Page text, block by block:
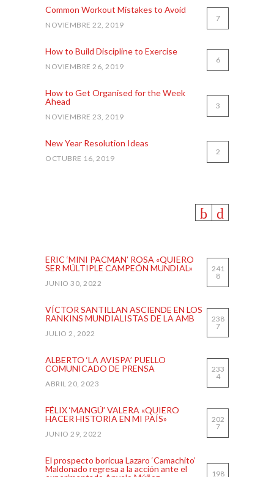
Common Workout Mistakes to Avoid
NOVIEMBRE 22, 2019
7
How to Build Discipline to Exercise
NOVIEMBRE 26, 2019
6
How to Get Organised for the Week
Ahead
NOVIEMBRE 23, 2019
3
New Year Resolution Ideas
OCTUBRE 16, 2019
2
ERIC ‘MINI PACMAN’ ROSA «QUIERO
SER MÚLTIPLE CAMPEÓN MUNDIAL»
JUNIO 30, 2022
241
8
VÍCTOR SANTILLAN ASCIENDE EN LOS
RANKINS MUNDIALISTAS DE LA AMB
JULIO 2, 2022
238
7
ALBERTO ‘LA AVISPA’ PUELLO
COMUNICADO DE PRENSA
ABRIL 20, 2023
233
4
FÉLIX ‘MANGÚ’ VALERA «QUIERO
HACER HISTORIA EN MI PAÍS»
JUNIO 29, 2022
202
7
El prospecto boricua Lazaro ‘Camachito’
Maldonado regresa a la acción ante el
198